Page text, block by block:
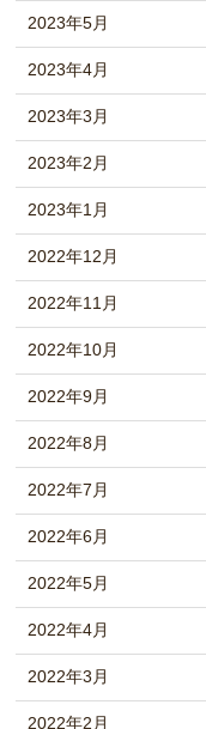
2023年5月
2023年4月
2023年3月
2023年2月
2023年1月
2022年12月
2022年11月
2022年10月
2022年9月
2022年8月
2022年7月
2022年6月
2022年5月
2022年4月
2022年3月
2022年2月